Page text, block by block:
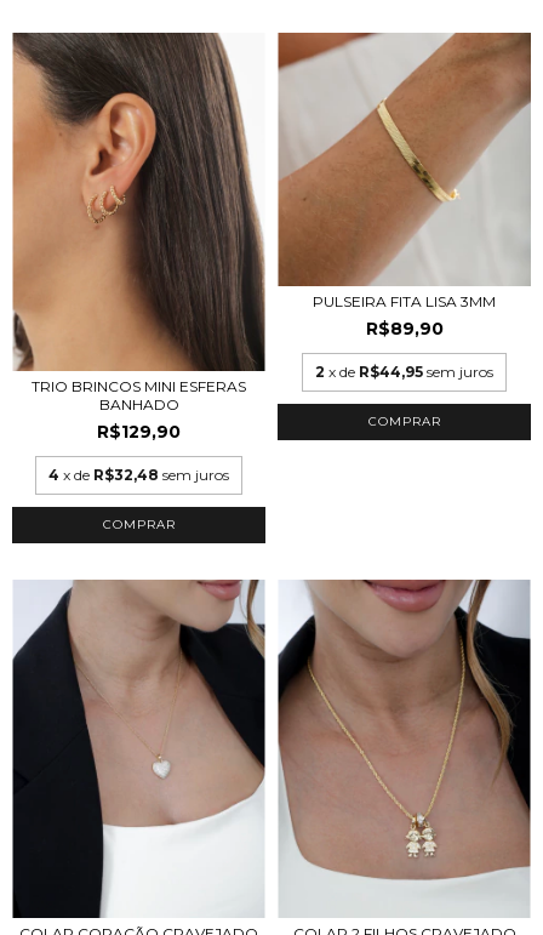
TRIO BRINCOS MINI ESFERAS
BANHADO
R$129,90
4 x de R$32,48 sem juros
COMPRAR
PULSEIRA FITA LISA 3MM
R$89,90
2 x de R$44,95 sem juros